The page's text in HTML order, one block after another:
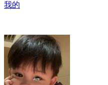
我的